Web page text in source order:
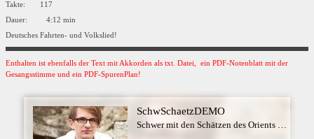
Takte: 117
Dauer: 4:12 min
Deutsches Fahrten- und Volkslied!
Enthalten ist ebenfalls der Text mit Akkorden als txt. Datei, ein PDF-Notenblatt mit der
Gesangsstimme und ein PDF-SpurenPlan!
SchwSchaetzDEMO